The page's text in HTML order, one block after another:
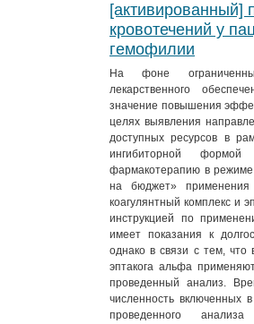
[активированный]
кровотечений у
гемофилии
На фоне
лекарственного
значение повышения
целях выявления
доступных ресурсов в
ингибиторной формой
фармакотерапию в
на бюджет» применения
коагулянтный комплекс и
инструкцией по
имеет показания к
однако в связи с тем, что
эптакога альфа
проведенный анализ.
численность включенных
проведенного